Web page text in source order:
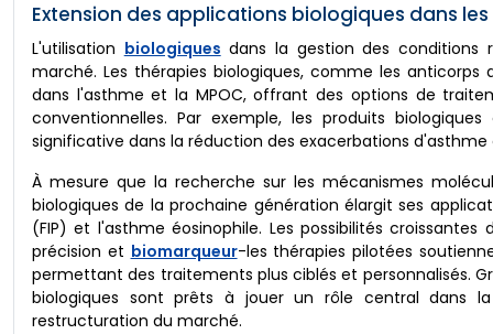
Extension des applications biologiques dans
L'utilisation biologiques dans la gestion des conditions
marché. Les thérapies biologiques, comme les
dans l'asthme et la MPOC, offrant des options de
conventionnelles. Par exemple, les produits
significative dans la réduction des exacerbations
À mesure que la recherche sur les mécanismes
biologiques de la prochaine génération élargit ses
(FIP) et l'asthme éosinophile. Les possibilités
précision et biomarqueur-les thérapies pilotées
permettant des traitements plus ciblés et personnalisés.
biologiques sont prêts à jouer un rôle central dans
restructuration du marché.